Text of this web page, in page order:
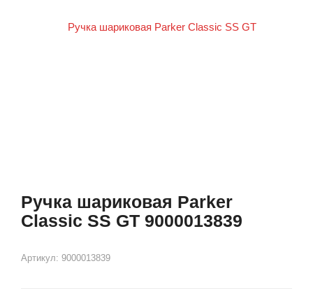
Ручка шариковая Parker
Classic SS GT 9000013839
Артикул: 9000013839